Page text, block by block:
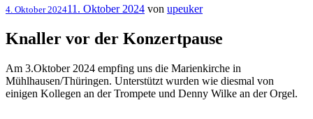
Veröffentlicht
4. Oktober 202411. Oktober 2024 von upeuker
Knaller vor der Konzertpause
Am 3.Oktober 2024 empfing uns die Marienkirche in
Mühlhausen/Thüringen. Unterstützt wurden wie diesmal von
einigen Kollegen an der Trompete und Denny Wilke an der Orgel.